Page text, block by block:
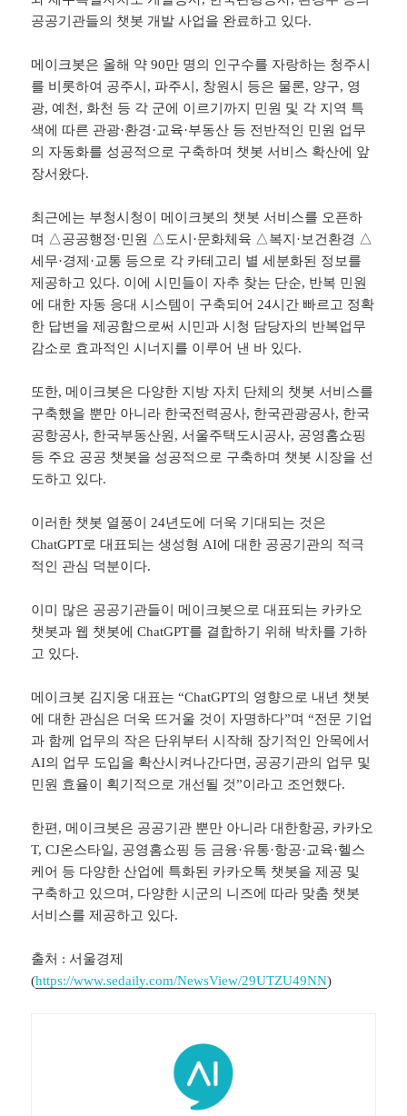
공공기관들의 챗봇 개발 사업을 완료하고 있다.
메이크봇은 올해 약 90만 명의 인구수를 자랑하는 청주시
를 비롯하여 공주시, 파주시, 창원시 등은 물론, 양구, 영
광, 예천, 화천 등 각 군에 이르기까지 민원 및 각 지역 특
색에 따른 관광·환경·교육·부동산 등 전반적인 민원 업무
의 자동화를 성공적으로 구축하며 챗봇 서비스 확산에 앞
장서왔다.
최근에는 부청시청이 메이크봇의 챗봇 서비스를 오픈하
며 △공공행정·민원 △도시·문화체육 △복지·보건환경 △
세무·경제·교통 등으로 각 카테고리 별 세분화된 정보를
제공하고 있다. 이에 시민들이 자추 찾는 단순, 반복 민원
에 대한 자동 응대 시스템이 구축되어 24시간 빠르고 정확
한 답변을 제공함으로써 시민과 시청 담당자의 반복업무
감소로 효과적인 시너지를 이루어 낸 바 있다.
또한, 메이크봇은 다양한 지방 자치 단체의 챗봇 서비스를
구축했을 뿐만 아니라 한국전력공사, 한국관광공사, 한국
공항공사, 한국부동산원, 서울주택도시공사, 공영홈쇼핑
등 주요 공공 챗봇을 성공적으로 구축하며 챗봇 시장을 선
도하고 있다.
이러한 챗봇 열풍이 24년도에 더욱 기대되는 것은
ChatGPT로 대표되는 생성형 AI에 대한 공공기관의 적극
적인 관심 덕분이다.
이미 많은 공공기관들이 메이크봇으로 대표되는 카카오
챗봇과 웹 챗봇에 ChatGPT를 결합하기 위해 박차를 가하
고 있다.
메이크봇 김지웅 대표는 “ChatGPT의 영향으로 내년 챗봇
에 대한 관심은 더욱 뜨거울 것이 자명하다”며 “전문 기업
과 함께 업무의 작은 단위부터 시작해 장기적인 안목에서
AI의 업무 도입을 확산시켜나간다면, 공공기관의 업무 및
민원 효율이 획기적으로 개선될 것”이라고 조언했다.
한편, 메이크봇은 공공기관 뿐만 아니라 대한항공, 카카오
T, CJ온스타일, 공영홈쇼핑 등 금융·유통·항공·교육·헬스
케어 등 다양한 산업에 특화된 카카오톡 챗봇을 제공 및
구축하고 있으며, 다양한 시군의 니즈에 따라 맞춤 챗봇
서비스를 제공하고 있다.
출처 : 서울경제
(https://www.sedaily.com/NewsView/29UTZU49NN)